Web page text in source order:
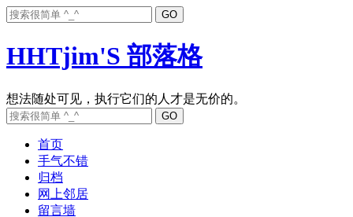
HHTjim'S 部落格
首页
手气不错
归档
网上邻居
留言墙